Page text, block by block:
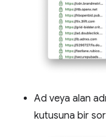
Ad veya alan
kutusuna bir